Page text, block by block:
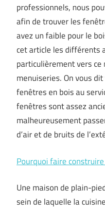
professionnels, nous
afin de trouver les
avez un faible pour le
cet article les différents
particulièrement vers
menuiseries. On vous
fenêtres en bois au
fenêtres sont assez
malheureusement
d’air et de bruits de
Pourquoi faire
Une maison de plain-
sein de laquelle la